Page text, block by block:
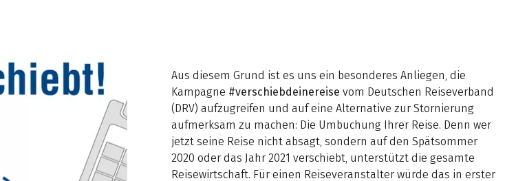
Aus diesem Grund ist es uns ein besonderes Anliegen, die
Kampagne #verschiebdeinereisevom Deutschen Reiseverband
(DRV) aufzugreifen und auf eine Alternative zur Stornierung
aufmerksam zu machen: Die Umbuchung Ihrer Reise. Denn wer
jetzt seine Reise nicht absagt, sondern auf den Spätsommer
2020 oder das Jahr 2021 verschiebt, unterstützt die gesamte
Reisewirtschaft. Für einen Reiseveranstalter würde das in erster